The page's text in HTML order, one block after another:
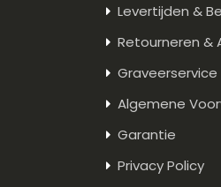
Levertijden &
Retourneren &
Graveerservice
Algemene
Garantie
Privacy Policy